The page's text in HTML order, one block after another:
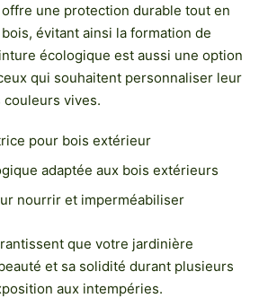
une protection durable tout en
évitant ainsi la formation de
écologique est aussi une option
qui souhaitent personnaliser leur
vives.
pour bois extérieur
adaptée aux bois extérieurs
nourrir et imperméabiliser
que votre jardinière
et sa solidité durant plusieurs
aux intempéries.